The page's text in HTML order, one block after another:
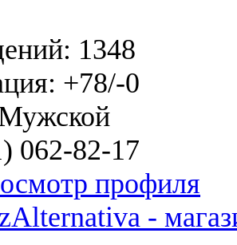
1348
+78/-0
062-82-17